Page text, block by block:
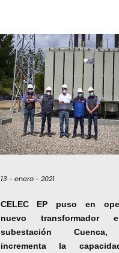
13 - enero - 2021
CELEC EP puso en
nuevo transformador
subestación
incrementa la